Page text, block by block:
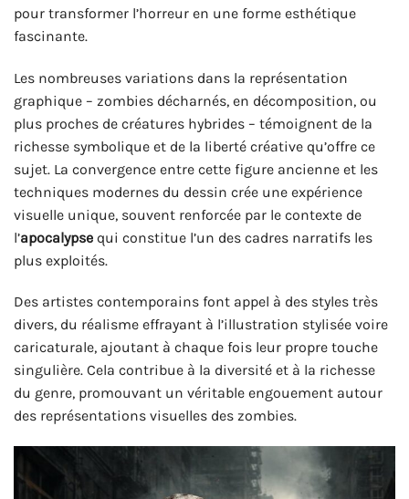
pour transformer l’horreur en une forme esthétique
fascinante.
Les nombreuses variations dans la représentation
graphique – zombies décharnés, en décomposition, ou
plus proches de créatures hybrides – témoignent de la
richesse symbolique et de la liberté créative qu’offre ce
sujet. La convergence entre cette figure ancienne et les
techniques modernes du dessin crée une expérience
visuelle unique, souvent renforcée par le contexte de
l’apocalypse qui constitue l’un des cadres narratifs les
plus exploités.
Des artistes contemporains font appel à des styles très
divers, du réalisme effrayant à l’illustration stylisée voire
caricaturale, ajoutant à chaque fois leur propre touche
singulière. Cela contribue à la diversité et à la richesse
du genre, promouvant un véritable engouement autour
des représentations visuelles des zombies.